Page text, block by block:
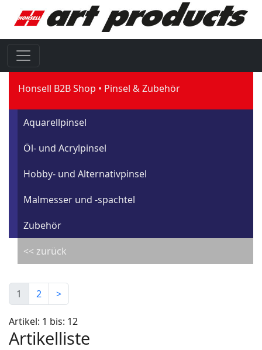
Honsell B2B Shop Pinsel & Zubehör
Aquarellpinsel
Öl- und Acrylpinsel
Hobby- und Alternativpinsel
Malmesser und -spachtel
Zubehör
<< zurück
1 2 >
Artikel: 1 bis: 12
Artikelliste